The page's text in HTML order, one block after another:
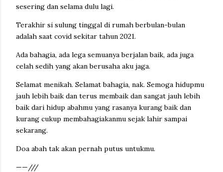
sesering dan selama dulu lagi.
Terakhir si sulung tinggal di rumah berbulan-bulan
adalah saat covid sekitar tahun 2021.
Ada bahagia, ada lega semuanya berjalan baik, ada juga
celah sedih yang akan berusaha aku jaga.
Selamat menikah. Selamat bahagia, nak. Semoga hidupmu
jauh lebih baik dan terus membaik dan sangat jauh lebih
baik dari hidup abahmu yang rasanya kurang baik dan
kurang cukup membahagiakanmu sejak lahir sampai
sekarang.
Doa abah tak akan pernah putus untukmu.
——///